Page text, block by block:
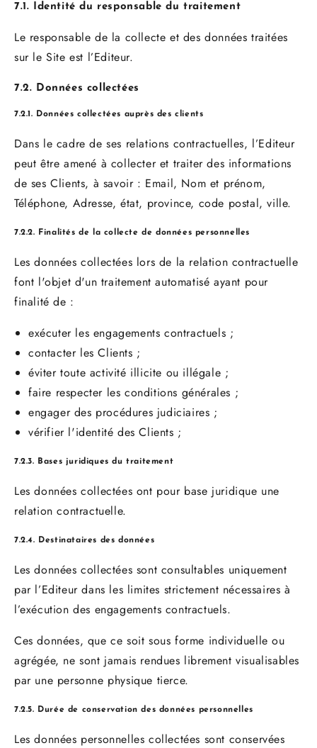
7.1. Identité du responsable du traitement
Le responsable de la collecte et des données traitées
sur le Site est l’Editeur.
7.2. Données collectées
7.2.1. Données collectées auprès des clients
Dans le cadre de ses relations contractuelles, l’Editeur
peut être amené à collecter et traiter des informations
de ses Clients, à savoir : Email, Nom et prénom,
Téléphone, Adresse, état, province, code postal, ville.
7.2.2. Finalités de la collecte de données personnelles
Les données collectées lors de la relation contractuelle
font l'objet d'un traitement automatisé ayant pour
finalité de :
exécuter les engagements contractuels ;
contacter les Clients ;
éviter toute activité illicite ou illégale ;
faire respecter les conditions générales ;
engager des procédures judiciaires ;
vérifier l'identité des Clients ;
7.2.3. Bases juridiques du traitement
Les données collectées ont pour base juridique une
relation contractuelle.
7.2.4. Destinataires des données
Les données collectées sont consultables uniquement
par l’Editeur dans les limites strictement nécessaires à
l’exécution des engagements contractuels.
Ces données, que ce soit sous forme individuelle ou
agrégée, ne sont jamais rendues librement visualisables
par une personne physique tierce.
7.2.5. Durée de conservation des données personnelles
Les données personnelles collectées sont conservées